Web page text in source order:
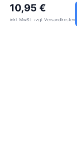
10,95 €
inkl. MwSt. zzgl. Versandkosten
Vertrag widerrufen